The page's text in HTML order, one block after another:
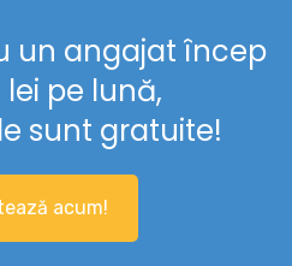
un angajat încep
pe lună,
sunt gratuite!
acum!